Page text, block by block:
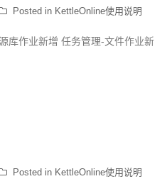
Posted in KettleOnline使用说明
库作业新增 任务管理-文件作业新
Posted in KettleOnline使用说明